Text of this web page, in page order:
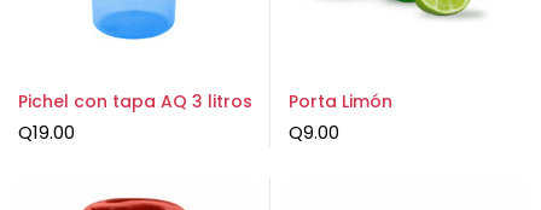
Pichel con tapa AQ 3 litros
Q19.00
Porta Limón
Q9.00